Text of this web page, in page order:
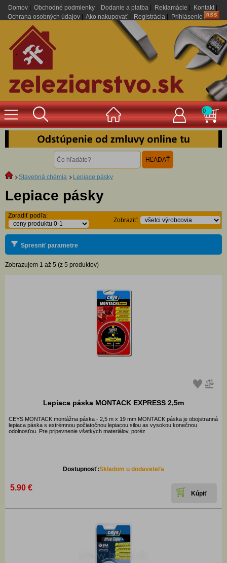
Domov Obchodné podmienky Dodanie a platba Reklamácie Kontakt|
Ochrana osobných údajov
Ako nakupovať Registrácia Prihlásenie
.
0
Stavebná chémia Lepiace pásky
Lepiace pásky
Zoradiť podľa:
Zobraziť:
Spresniť parametre
Zobrazujem 1 až 5 (z 5 produktov)
Lepiaca páska MONTACK EXPRESS 2,5m
CEYS MONTACK montážna páska - 2,5 m x 19 mm MONTACK páska je obojstranná
lepiaca páska s extrémnou počiatočnou lepiacou silou as vysokou konečnou
odolnosťou. Pre pripevnenie všetkých materiálov, poréz
Dostupnosť:Skladom u dodaveteľa
5.90 €